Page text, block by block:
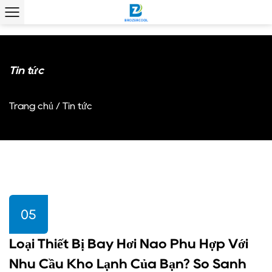
Tin tức
Trang chủ / Tin tức
05
Loại Thiết Bị Bay Hơi Nào Phù Hợp Với
Nhu Cầu Kho Lạnh Của Bạn? So Sánh